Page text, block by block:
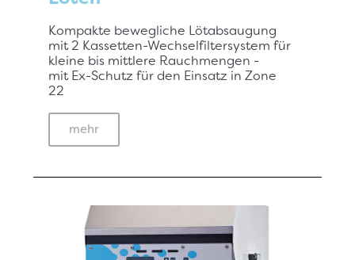
Kompakte bewegliche Lötabsaugung
mit 2 Kassetten-Wechselfiltersystem für
kleine bis mittlere Rauchmengen -
mit Ex-Schutz für den Einsatz in Zone
22
mehr